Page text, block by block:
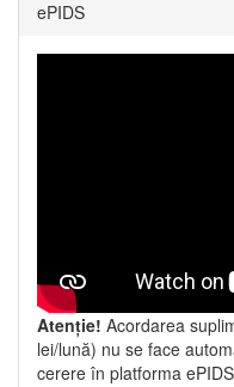
ePIDS
Atenție! Acordarea
lei/lună) nu se face
cerere în platforma